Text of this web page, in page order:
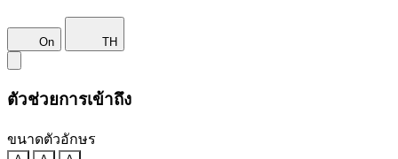
On TH
ตัวช่วยการเข้าถึง
ขนาดตัวอักษร